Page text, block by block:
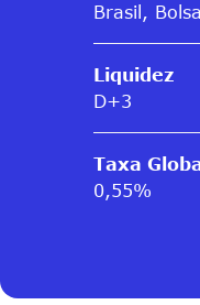
Brasil,
Liquidez
D+3
Taxa
0,55%